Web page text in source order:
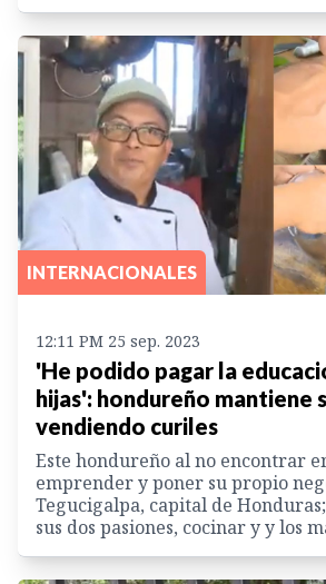
INTERNACIONALES
12:11 PM 25 sep. 2023
'He podido pagar la
hijas': hondureño mantiene
vendiendo curiles
Este hondureño al no encontrar
emprender y poner su propio
Tegucigalpa, capital de
sus dos pasiones, cocinar y y los